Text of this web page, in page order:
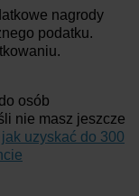
nagrody
podatku.
osób
nie masz jeszcze
jak uzyskać do 300